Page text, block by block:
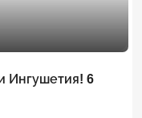
Ингушетия! 6